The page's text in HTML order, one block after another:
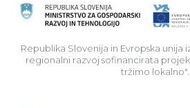
Republika Slovenija in Evropska unija
regionalni razvoj sofinancirata
tržimo lokalno".